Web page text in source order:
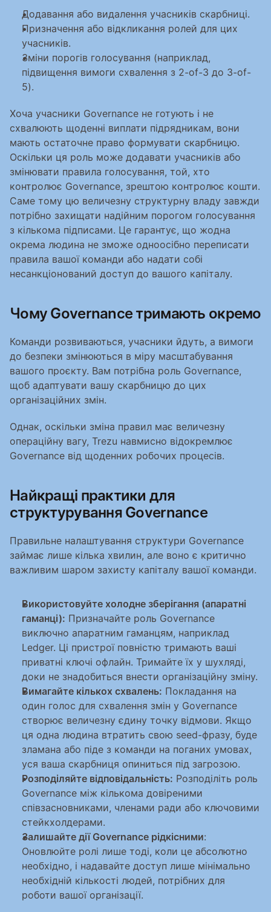
Додавання або видалення учасників скарбниці.
Призначення або відкликання ролей для цих
учасників.
Зміни порогів голосування (наприклад,
підвищення вимоги схвалення з 2-of-3 до 3-of-
5).
Хоча учасники Governance не готують і не
схвалюють щоденні виплати підрядникам, вони
мають остаточне право формувати скарбницю.
Оскільки ця роль може додавати учасників або
змінювати правила голосування, той, хто
контролює Governance, зрештою контролює кошти.
Саме тому цю величезну структурну владу завжди
потрібно захищати надійним порогом голосування
з кількома підписами. Це гарантує, що жодна
окрема людина не зможе одноосібно переписати
правила вашої команди або надати собі
несанкціонований доступ до вашого капіталу.
Чому Governance тримають окремо
Команди розвиваються, учасники йдуть, а вимоги
до безпеки змінюються в міру масштабування
вашого проєкту. Вам потрібна роль Governance,
щоб адаптувати вашу скарбницю до цих
організаційних змін.
Однак, оскільки зміна правил має величезну
операційну вагу, Trezu навмисно відокремлює
Governance від щоденних робочих процесів.
Найкращі практики для
структурування Governance
Правильне налаштування структури Governance
займає лише кілька хвилин, але воно є критично
важливим шаром захисту капіталу вашої команди.
Використовуйте холодне зберігання (апаратні
гаманці): Призначайте роль Governance
виключно апаратним гаманцям, наприклад
Ledger. Ці пристрої повністю тримають ваші
приватні ключі офлайн. Тримайте їх у шухляді,
доки не знадобиться внести організаційну зміну.
Вимагайте кількох схвалень: Покладання на
один голос для схвалення змін у Governance
створює величезну єдину точку відмови. Якщо
ця одна людина втратить свою seed-фразу, буде
зламана або піде з команди на поганих умовах,
уся ваша скарбниця опиниться під загрозою.
Розподіляйте відповідальність: Розподіліть роль
Governance між кількома довіреними
співзасновниками, членами ради або ключовими
стейкхолдерами.
Залишайте дії Governance рідкісними:
Оновлюйте ролі лише тоді, коли це абсолютно
необхідно, і надавайте доступ лише мінімально
необхідній кількості людей, потрібних для
роботи вашої організації.